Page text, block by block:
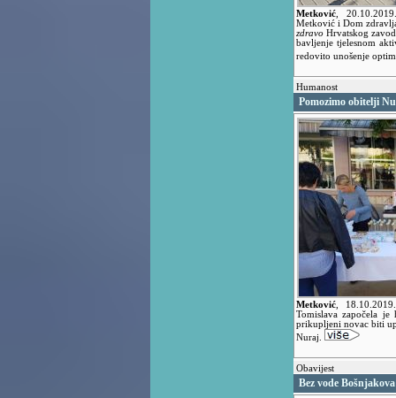
Metković
Metković i Dom
zdravo Hrvatskog
bavljenje tjelesnom
redovito unošenje
Humanost
Pomozimo obitelji
Metković
Tomislava započela
prikupljeni novac biti
Nuraj.
Obavijest
Bez vode